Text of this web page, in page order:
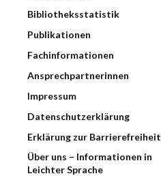
Bibliotheksstatistik
Publikationen
Fachinformationen
Ansprechpartnerinnen
Impressum
Datenschutzerklärung
Erklärung zur Barrierefreiheit
Über uns – Informationen in
Leichter Sprache